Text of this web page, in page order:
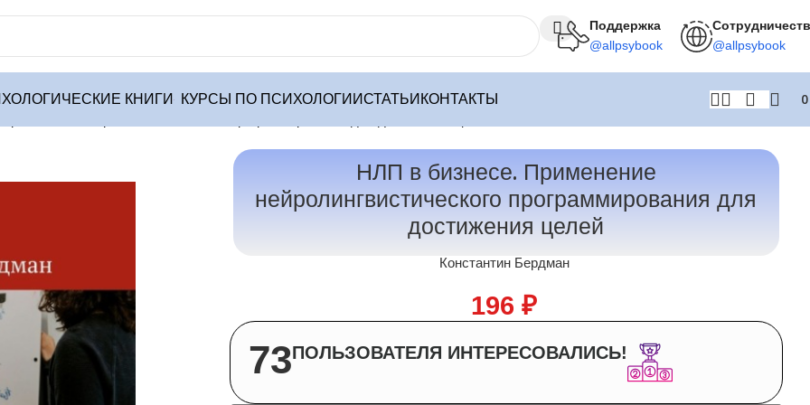
Поддержка
@allpsybook @allpsybook
КНИГИ КУРСЫ ПО ПСИХОЛОГИИСТАТЬИ КОНТАКТЫ
НЛП в бизнесе. Применение
нейролингвистического программирования для
достижения целей
Константин Бердман
196₽
73ПОЛЬЗОВАТЕЛЯ ИНТЕРЕСОВАЛИСЬ!